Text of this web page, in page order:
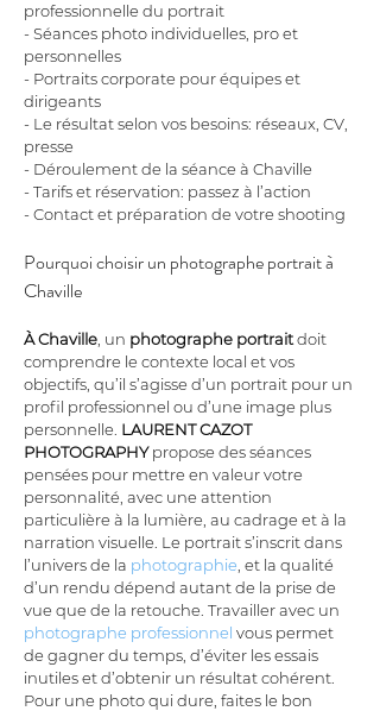
professionnelle du portrait
- Séances photo individuelles, pro et
personnelles
- Portraits corporate pour équipes et
dirigeants
- Le résultat selon vos besoins: réseaux, CV,
presse
- Déroulement de la séance à Chaville
- Tarifs et réservation: passez à l’action
- Contact et préparation de votre shooting
Pourquoi choisir un photographe portrait à
Chaville
À Chaville , un photographe portrait doit
comprendre le contexte local et vos
objectifs, qu’il s’agisse d’un portrait pour un
profil professionnel ou d’une image plus
personnelle. LAURENT CAZOT
PHOTOGRAPHY propose des séances
pensées pour mettre en valeur votre
personnalité, avec une attention
particulière à la lumière, au cadrage et à la
narration visuelle. Le portrait s’inscrit dans
l’univers de la photographie , et la qualité
d’un rendu dépend autant de la prise de
vue que de la retouche. Travailler avec un
photographe professionnel vous permet
de gagner du temps, d’éviter les essais
inutiles et d’obtenir un résultat cohérent.
Pour une photo qui dure, faites le bon